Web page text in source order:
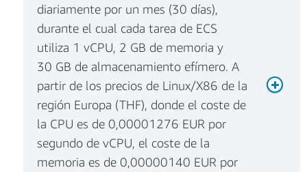
diariamente por un mes (30 días),
durante el cual cada tarea de ECS
utiliza 1 vCPU, 2 GB de memoria y
30 GB de almacenamiento efímero. A
partir de los precios de Linux/X86 de la
región Europa (THF), donde el coste de
la CPU es de 0,00001276 EUR por
segundo de vCPU, el coste de la
memoria es de 0,00000140 EUR por